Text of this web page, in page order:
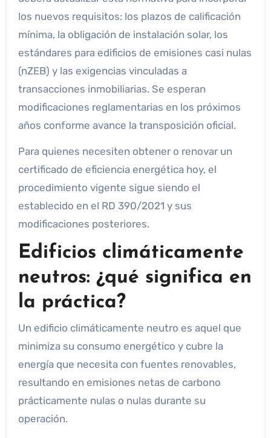
los nuevos requisitos: los plazos de calificación
mínima, la obligación de instalación solar, los
estándares para edificios de emisiones casi nulas
(nZEB) y las exigencias vinculadas a
transacciones inmobiliarias. Se esperan
modificaciones reglamentarias en los próximos
años conforme avance la transposición oficial.
Para quienes necesiten obtener o renovar un
certificado de eficiencia energética hoy, el
procedimiento vigente sigue siendo el
establecido en el RD 390/2021 y sus
modificaciones posteriores.
Edificios climáticamente
neutros: ¿qué significa en
la práctica?
Un edificio climáticamente neutro es aquel que
minimiza su consumo energético y cubre la
energía que necesita con fuentes renovables,
resultando en emisiones netas de carbono
prácticamente nulas o nulas durante su
operación.